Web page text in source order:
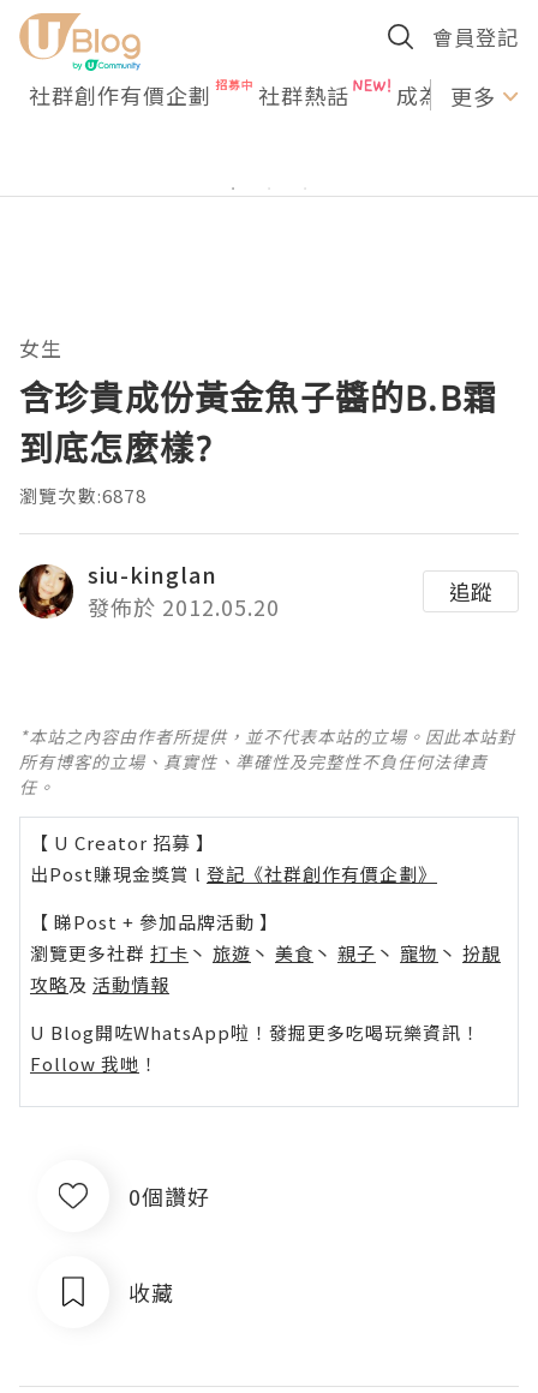
會員登記
社群創作有價企劃 社群熱話 成為U更多
女生
含珍貴成份黃金魚子醬的B.B霜
到底怎麼樣?
瀏覽次數:6878
siu-kinglan
發佈於 2012.05.20
追蹤
*本站之內容由作者所提供，並不代表本站的立場。因此本站對
所有博客的立場、真實性、準確性及完整性不負任何法律責
任。
【 U Creator 招募 】
出Post賺現金獎賞 l 登記《社群創作有價企劃》
【 睇Post + 參加品牌活動 】
瀏覽更多社群 打卡 丶 旅遊 丶 美食 丶 親子 丶 寵物 丶 扮靚
攻略及 活動情報
U Blog開咗WhatsApp啦！發掘更多吃喝玩樂資訊！
Follow 我哋 ！
0個讚好
收藏